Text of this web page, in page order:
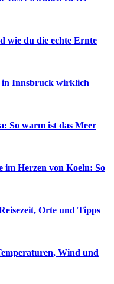
wie du die echte Ernte
in Innsbruck wirklich
So warm ist das Meer
im Herzen von Koeln: So
Orte und Tipps
Wind und